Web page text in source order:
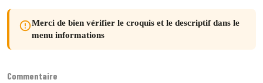
error_outlineMerci de bien vérifier le croquis et le descriptif dans le
menu informations
Commentaire